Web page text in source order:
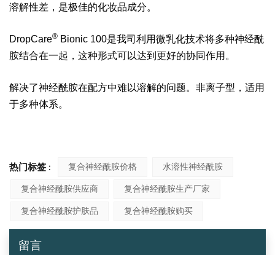
溶解性差，是极佳的化妆品成分。
DropCare® Bionic 100是我司利用微乳化技术将多种神经酰
胺结合在一起，这种形式可以达到更好的协同作用。
解决了神经酰胺在配方中难以溶解的问题。非离子型，适用
于多种体系。
热门标签 : 复合神经酰胺价格
水溶性神经酰胺
复合神经酰胺供应商
复合神经酰胺生产厂家
复合神经酰胺护肤品
复合神经酰胺购买
留言